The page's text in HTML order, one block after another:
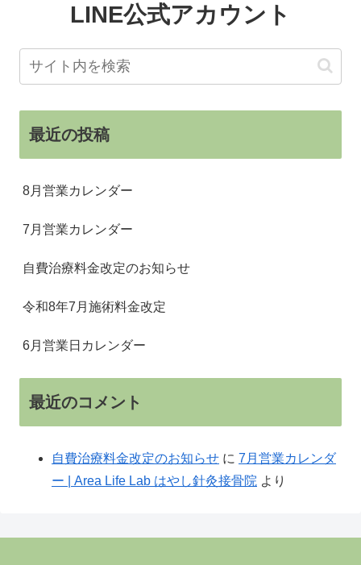
LINE公式アカウント
最近の投稿
8月営業カレンダー
7月営業カレンダー
自費治療料金改定のお知らせ
令和8年7月施術料金改定
6月営業日カレンダー
最近のコメント
自費治療料金改定のお知らせ に 7月営業カレンダ
ー | Area Life Lab はやし針灸接骨院 より